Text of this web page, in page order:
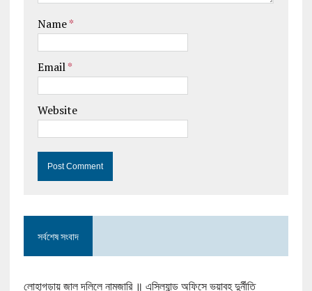
Name*
Email*
Website
সর্বশেষ সংবাদ
লোহাগড়ায় জাল দলিলে নামজারি ॥ এসিল্যান্ড অফিসে ভয়াবহ দুর্নীতি